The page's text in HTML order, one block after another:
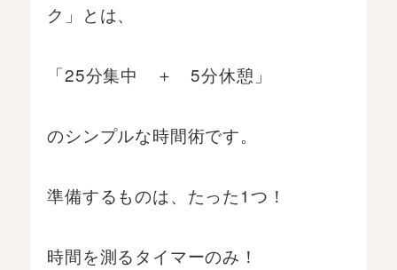
ク」とは、
「25分集中 ＋ 5分休憩」
のシンプルな時間術です。
準備するものは、たった1つ！
時間を測るタイマーのみ！